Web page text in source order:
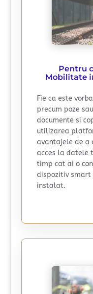
Pentru
Mobilitate
Fie ca este
precum poze
documente si
utilizarea
avantajele de a
acces la datele
timp cat ai o
dispozitiv smart
instalat.